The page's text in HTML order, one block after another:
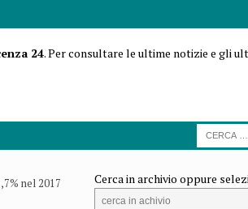
24. Per consultare le ultime notizie e gli
nel 2017 Cerca in archivio oppure